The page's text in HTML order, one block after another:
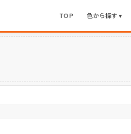
TOP 色から探す ▾